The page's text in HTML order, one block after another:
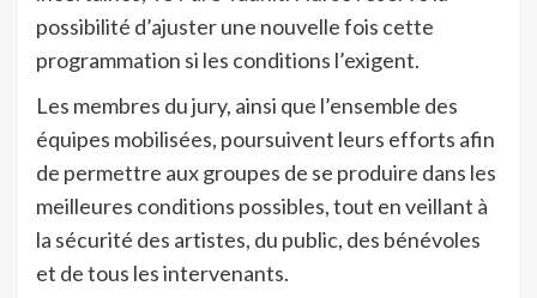
possibilité d’ajuster une nouvelle fois cette
programmation si les conditions l’exigent.
Les membres du jury, ainsi que l’ensemble des
équipes mobilisées, poursuivent leurs efforts afin
de permettre aux groupes de se produire dans les
meilleures conditions possibles, tout en veillant à
la sécurité des artistes, du public, des bénévoles
et de tous les intervenants.